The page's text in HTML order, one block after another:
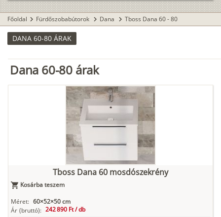
Főoldal chevron_right Fürdőszobabútorok chevron_right Dana chevron_right Tboss Dana 60 - 80
DANA 60-80 ÁRAK
Dana 60-80 árak
Tboss Dana 60 mosdószekrény
Kosárba teszem
Méret: 60×52×50 cm
Ár (bruttó): 242 890 Ft /db